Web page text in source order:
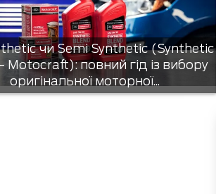
чи Semi Synthetic (Synthetic
Motocraft): повний гід із вибору
оригінальної моторної...